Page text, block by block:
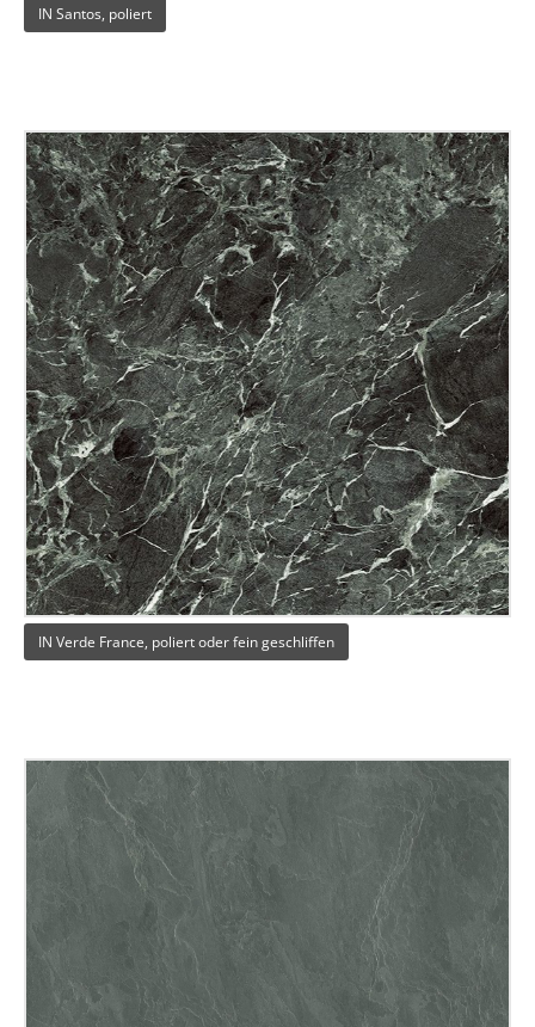
IN Santos, poliert
IN Verde France, poliert oder fein geschliffen